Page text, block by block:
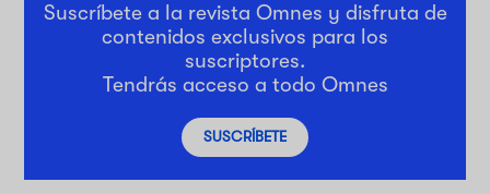
Suscríbete a la revista Omnes y disfruta de
contenidos exclusivos para los
suscriptores.
Tendrás acceso a todo Omnes
SUSCRÍBETE